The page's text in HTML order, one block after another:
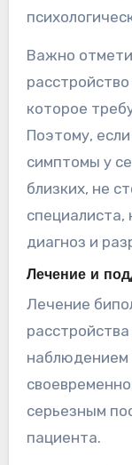
Важно
которое
Поэтому,
симптомы у
близких, не
диагноз и
Лечение и
Лечение
наблюдением
серьезным
пациента.